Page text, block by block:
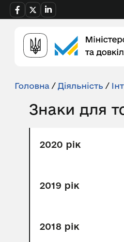
Головна / Діяльність /
Знаки для
2020 рік
2019 рік
2018 рік